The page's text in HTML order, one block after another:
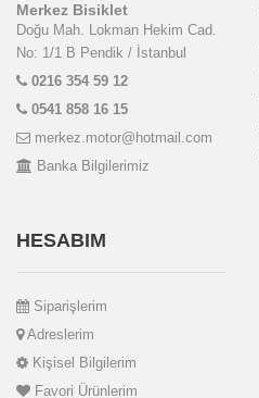
Merkez Bisiklet
Doğu Mah. Lokman Hekim Cad.
No: 1/1 B Pendik / İstanbul
0216 354 59 12
0541 858 16 15
merkez.motor@hotmail.com
Banka Bilgilerimiz
HESABIM
Siparişlerim
Adreslerim
Kişisel Bilgilerim
Favori Ürünlerim